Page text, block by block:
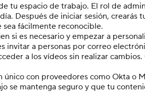
tu espacio de trabajo. El rol de
Después de iniciar sesión, crearás
fácilmente reconocible.
si es necesario y empezar a
invitar a personas por correo
a los vídeos sin realizar
con proveedores como Okta o
se mantenga seguro y que tu